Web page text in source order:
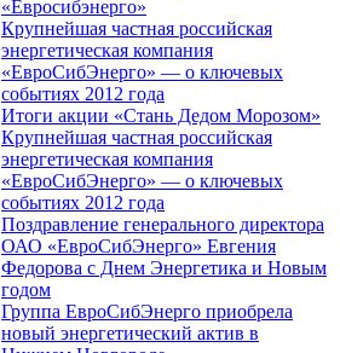
«Евросибэнерго»
Крупнейшая частная российская
энергетическая компания
«ЕвроСибЭнерго» — о ключевых
событиях 2012 года
Итоги акции «Стань Дедом Морозом»
Крупнейшая частная российская
энергетическая компания
«ЕвроСибЭнерго» — о ключевых
событиях 2012 года
Поздравление генерального директора
ОАО «ЕвроСибЭнерго» Евгения
Федорова с Днем Энергетика и Новым
годом
Группа ЕвроСибЭнерго приобрела
новый энергетический актив в